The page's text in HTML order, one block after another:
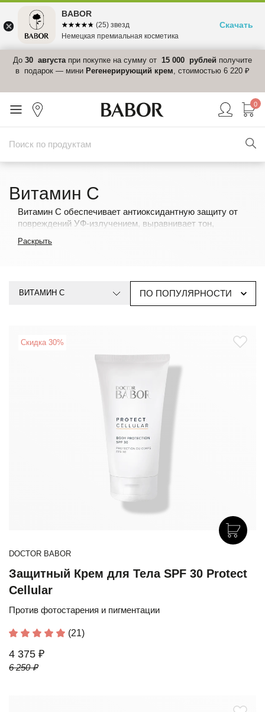
До 30 августапри покупке на сумму от 15 000 рублей получите
в подарок — мини Регенерирующий крем, стоимостью 6 220 ₽
0
Витамин C
Витамин C обеспечивает антиоксидантную защиту от
повреждений УФ-излучением, выравнивает тон,
Раскрыть
ВИТАМИН C ПО ПОПУЛЯРНОСТИ
Скидка 30%
DOCTOR BABOR
Защитный Крем для Тела SPF 30 Protect
Cellular
Против фотостарения и пигментации
(21)
4 375 ₽
6 250 ₽
BABOR
☆☆☆☆☆
★★★★★ (25) звезд
Немецкая премиальная косметика
Скачать